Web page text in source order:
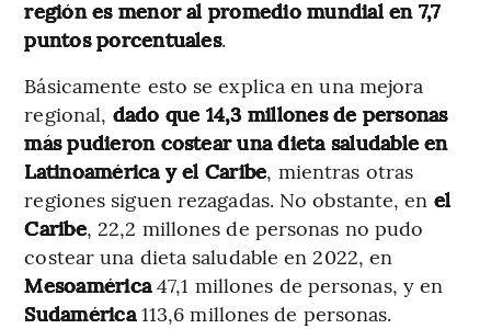
región es menor al promedio mundial en 7,7
puntos porcentuales.
Básicamente esto se explica en una mejora
regional, dado que 14,3 millones de personas
más pudieron costear una dieta saludable en
Latinoamérica y el Caribe, mientras otras
regiones siguen rezagadas. No obstante, en el
Caribe, 22,2 millones de personas no pudo
costear una dieta saludable en 2022, en
Mesoamérica47,1 millones de personas, y en
Sudamérica113,6 millones de personas.